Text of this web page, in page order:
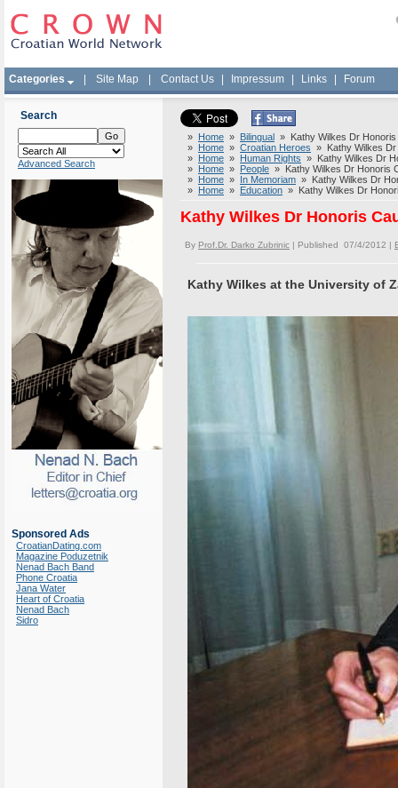
Categories Site Map Contact Us Impressum Links Forum
Search
Advanced Search
Sponsored Ads
CroatianDating.com
Magazine Poduzetnik
Nenad Bach Band
Phone Croatia
Jana Water
Heart of Croatia
Nenad Bach
Sidro
» Home » Bilingual » Kathy Wilkes Dr
» Home » Croatian Heroes » Kathy Wilkes Dr
» Home » Human Rights » Kathy Wilkes Dr
» Home » People » Kathy Wilkes Dr Honoris
» Home » In Memoriam » Kathy Wilkes Dr
» Home » Education » Kathy Wilkes Dr
Kathy Wilkes Dr Honoris
By Prof.Dr. Darko Zubrinic | Published 07/4/2012 |
Kathy Wilkes at the University of